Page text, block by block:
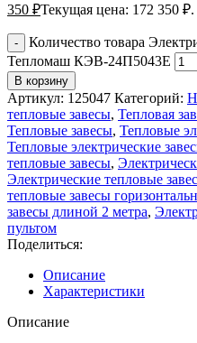
350 ₽Текущая цена: 172 350 ₽.
Количество товара
Тепломаш КЭВ-24П5043Е
В корзину
Артикул: 125047 Категорий:
тепловые завесы, Тепловая
Тепловые завесы, Тепловые
Тепловые электрические
тепловые завесы,
Электрические тепловые
тепловые завесы
завесы длиной 2 метра,
пультом
Поделиться:
Описание
Характеристики
Описание